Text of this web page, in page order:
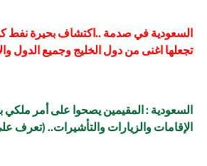
السعودية في صدمة ..اكتشاف بحيرة نفط
تجعلها اغنى من دول الخليج وجميع الدول
السعودية : المقيمين يصحوا على أمر ملكي
الإقامات والزيارات والتأشيرات.. (تعرف